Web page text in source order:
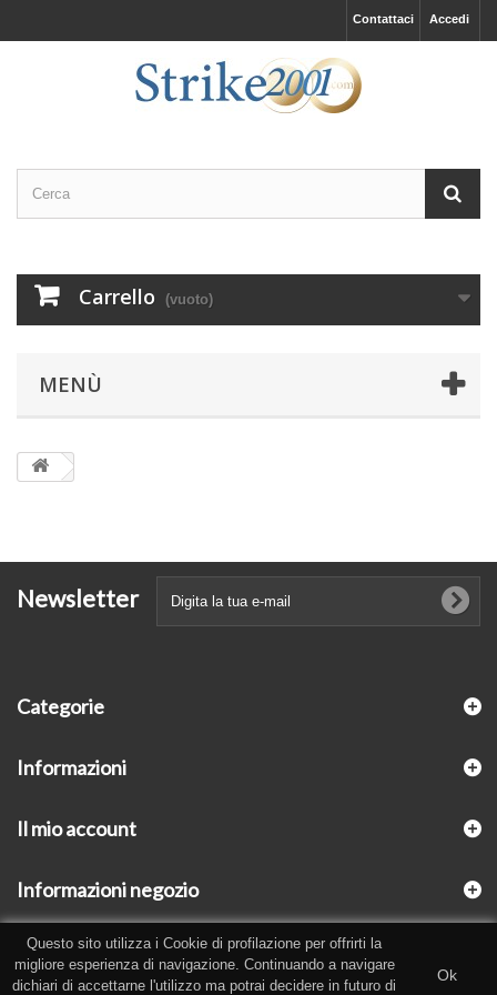
Accedi
Contattaci
Carrello (vuoto)
MENÙ
Newsletter
Categorie
Informazioni
Il mio account
Informazioni negozio
Questo sito utilizza i Cookie di profilazione per offrirti la
migliore esperienza di navigazione. Continuando a navigare
dichiari di accettarne l'utilizzo ma potrai decidere in futuro di
Ok